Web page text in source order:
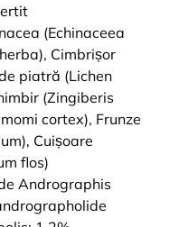
(Echinaceea
Cimbrișor
piatră (Lichen
(Zingiberis
cortex), Frunze
Cuișoare
flos)
Andrographis